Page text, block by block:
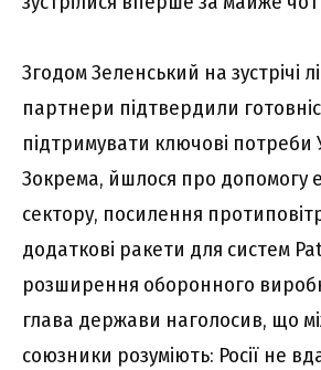
Згодом Зеленський на зустрічі
партнери підтвердили
підтримувати ключові потреби
Зокрема, йшлося про допомогу
сектору, посилення
додаткові ракети для систем
розширення оборонного
глава держави наголосив, що
союзники розуміють: Росії не